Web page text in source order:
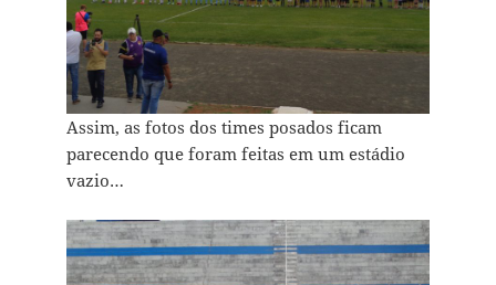
Assim, as fotos dos times posados ficam
parecendo que foram feitas em um estádio
vazio…